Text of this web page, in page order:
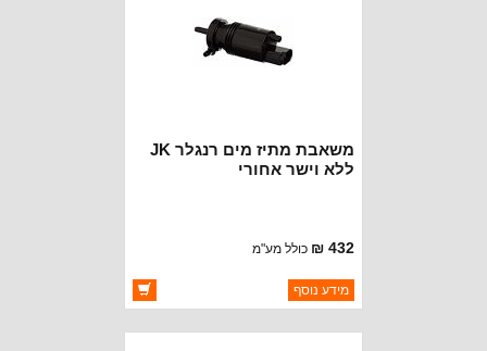
משאבת מתיז מים רנגלר JK
ללא וישר אחורי
432 ₪ כולל מע"מ
ברקוד: 19108.09
יצרן:OMIX-ADA
מידע נוסף